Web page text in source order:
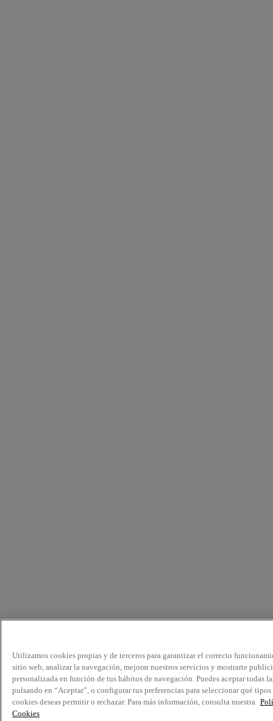
Utilizamos cookies propias y de terceros para garantizar el correcto
sitio web, analizar la navegación, mejorar nuestros servicios y mostrarte
personalizada en función de tus hábitos de navegación. Puedes aceptar todas
pulsando en “Aceptar”, o configurar tus preferencias para seleccionar qué tipos
cookies deseas permitir o rechazar. Para más información, consulta nuestra
Cookies